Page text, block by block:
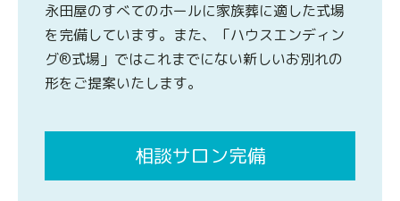
永田屋のすべてのホールに家族葬に適した式場
を完備しています。また、「ハウスエンディン
グ®式場」ではこれまでにない新しいお別れの
形をご提案いたします。
相談サロン完備